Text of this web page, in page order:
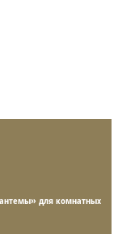
для комнатных